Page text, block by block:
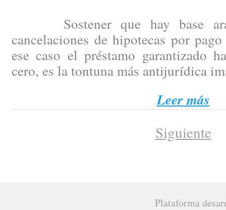
Sostener que hay base
cancelaciones de hipotecas por
ese caso el préstamo garantizado
cero, es la tontuna más antijurídica
Leer más
Siguiente
Plataforma